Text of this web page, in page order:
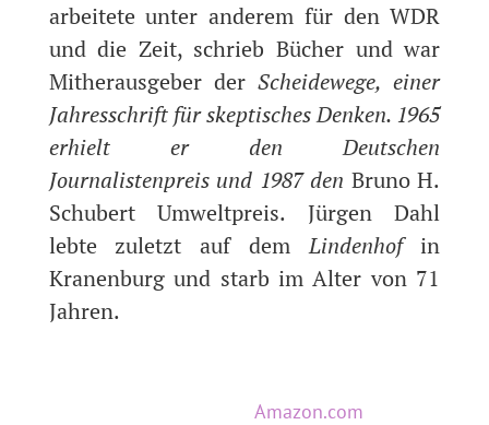
arbeitete unter anderem für den WDR
und die Zeit, schrieb Bücher und war
Mitherausgeber derScheidewege, einer
Jahresschrift für skeptisches Denken. 1965
erhielt er den Deutschen
Journalistenpreis und 1987 den Bruno H.
Schubert Umweltpreis. Jürgen Dahl
lebte zuletzt auf demLindenhof in
Kranenburg und starb im Alter von 71
Jahren.
Amazon.com